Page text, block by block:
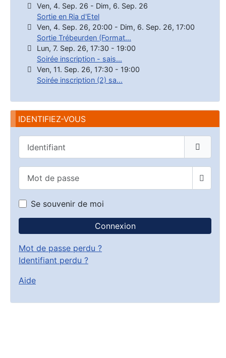
Ven, 4. Sep. 26 - Dim, 6. Sep. 26
Sortie en Ria d'Etel
Ven, 4. Sep. 26, 20:00 - Dim, 6. Sep. 26, 17:00
Sortie Trébeurden (Format...
Lun, 7. Sep. 26, 17:30 - 19:00
Soirée inscription - sais...
Ven, 11. Sep. 26, 17:30 - 19:00
Soirée inscription (2) sa...
IDENTIFIEZ-VOUS
Se souvenir de moi
Connexion
Mot de passe perdu ?
Identifiant perdu ?
Aide